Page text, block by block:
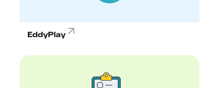
EddyPlay